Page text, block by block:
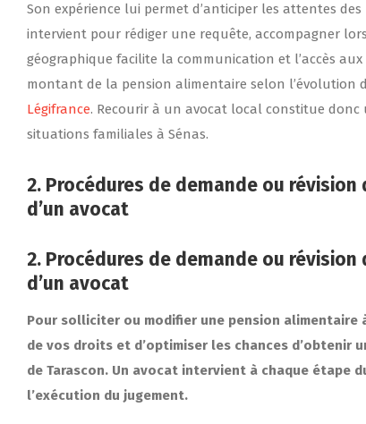
Son expérience lui permet d’anticiper les attentes
intervient pour rédiger une requête, accompagner
géographique facilite la communication et l’accès
montant de la pension alimentaire selon l’évolution
Légifrance. Recourir à un avocat local constitue
situations familiales à Sénas.
2. Procédures de demande ou
d’un avocat
2. Procédures de demande ou
d’un avocat
Pour solliciter ou modifier une pension alimentaire
de vos droits et d’optimiser les chances
de Tarascon. Un avocat intervient à chaque étape
l’exécution du jugement.